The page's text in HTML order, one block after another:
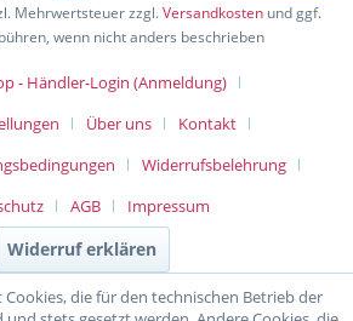
Mehrwertsteuer zzgl.Versandkosten und ggf.
wenn nicht anders beschrieben
- Händler-Login (Anmeldung)
Über uns
Kontakt
Widerrufsbelehrung
AGB Impressum
Widerruf erklären
die für den technischen Betrieb der